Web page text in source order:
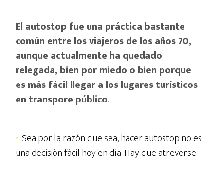
El autostop fue una práctica bastante
común entre los viajeros de los años 70,
aunque actualmente ha quedado
relegada, bien por miedo o bien porque
es más fácil llegar a los lugares turísticos
en transpore público.
· Sea por la razón que sea, hacer autostop no es
una decisión fácil hoy en día. Hay que atreverse.